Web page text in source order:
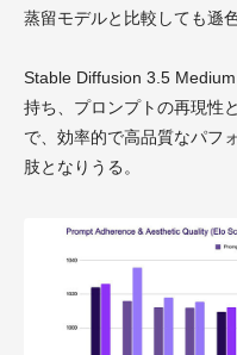
蒸留モデルと比較しても遜色
Stable Diffusion 3.5
持ち、プロンプトの再現性
で、効率的で高品質なパフ
肢となりうる。